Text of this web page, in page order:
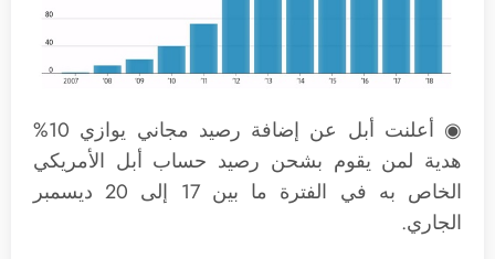
◉ أعلنت أبل عن إضافة رصيد مجاني يوازي 10%
هدية لمن يقوم بشحن رصيد حساب أبل الأمريكي
الخاص به في الفترة ما بين 17 إلى 20 ديسمبر
الجاري.